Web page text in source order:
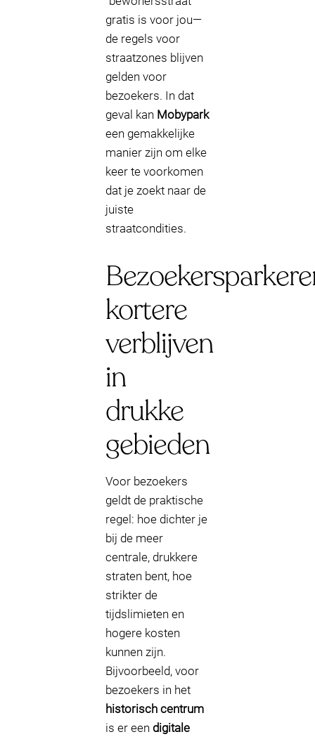
gratis is voor jou—
de regels voor
straatzones blijven
gelden voor
bezoekers. In dat
geval kan Mobypark
een gemakkelijke
manier zijn om elke
keer te voorkomen
dat je zoekt naar de
juiste
straatcondities.
kortere
verblijven
in
drukke
gebieden
Voor bezoekers
geldt de praktische
regel: hoe dichter je
bij de meer
centrale, drukkere
straten bent, hoe
strikter de
tijdslimieten en
hogere kosten
kunnen zijn.
Bijvoorbeeld, voor
bezoekers in het
historisch centrum
is er een digitale